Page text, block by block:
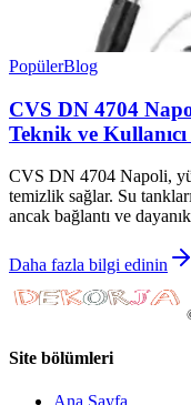
PopülerBlog
CVS DN 4704
Teknik ve
CVS DN 4704 Napoli,
temizlik sağlar. Su
ancak bağlantı ve
Daha fazla bilgi edinin
Site bölümleri
Ana Sayfa